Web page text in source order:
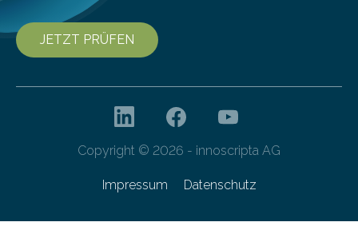
JETZT PRÜFEN
Copyright © 2026 - innoscripta AG
Impressum Datenschutz